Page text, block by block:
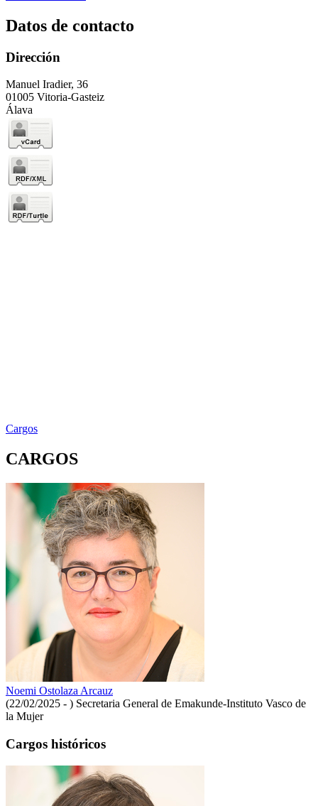
Datos de contacto
Dirección
Manuel Iradier, 36
01005 Vitoria-Gasteiz
Álava
Cargos
CARGOS
Noemi Ostolaza Arcauz
(22/02/2025 - ) Secretaria General de Emakunde-Instituto Vasco de
la Mujer
Cargos históricos